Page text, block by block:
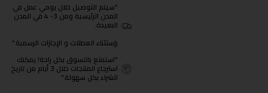
"سيتم التوصيل خلال يومي عمل في
المدن الرئيسية ومن 3- 4 في المدن
البعيدة.
بإستثناء العطلات و الإجازات الرسمية."
"استمتع بالتسوق بكل راحة! يمكنك
استرجاع المنتجات خلال 3 أيام من تاريخ
الشراء بكل سهولة."